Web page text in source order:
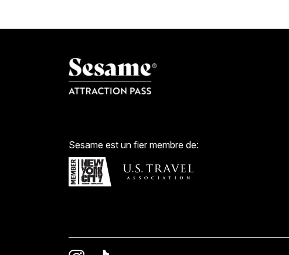
Sesame est un fier membre de: